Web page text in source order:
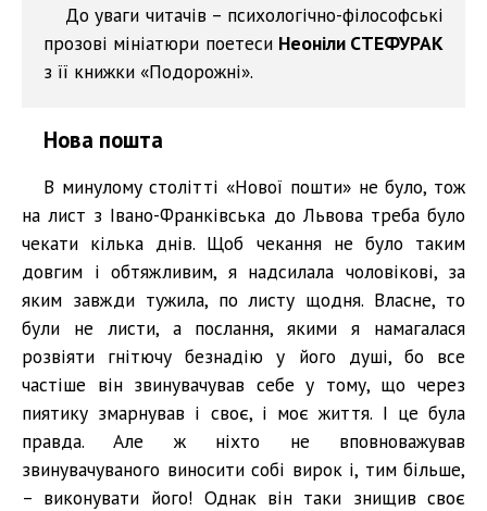
До уваги читачів – психологічно-філософські
прозові мініатюри поетеси Неоніли СТЕФУРАК
з її книжки «Подорожні».
Нова пошта
В минулому столітті «Нової пошти» не було, тож
на лист з Івано-Франківська до Львова треба було
чекати кілька днів. Щоб чекання не було таким
довгим і обтяжливим, я надсилала чоловікові, за
яким завжди тужила, по листу щодня. Власне, то
були не листи, а послання, якими я намагалася
розвіяти гнітючу безнадію у його душі, бо все
частіше він звинувачував себе у тому, що через
пиятику змарнував і своє, і моє життя. І це була
правда. Але ж ніхто не вповноважував
звинувачуваного виносити собі вирок і, тим більше,
– виконувати його! Однак він таки знищив своє